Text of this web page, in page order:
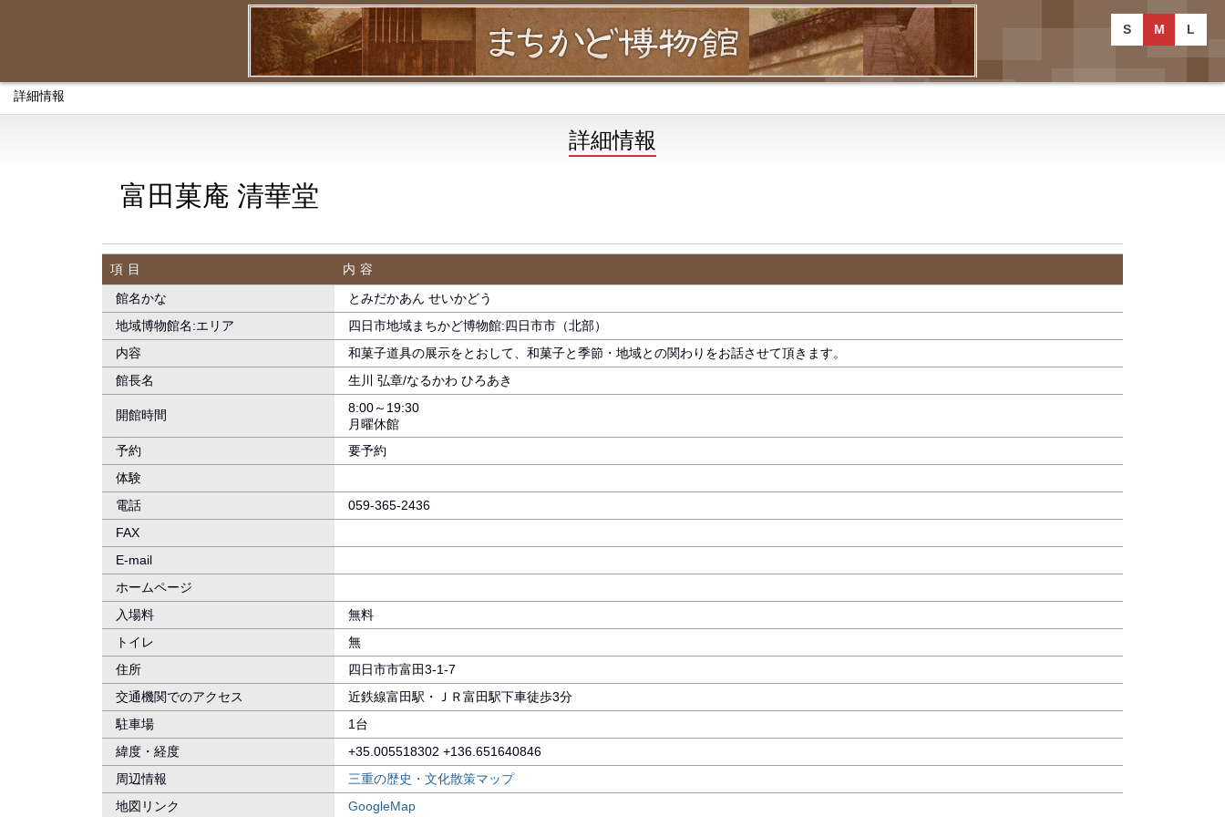
S M L
詳細情報
詳細情報
富田菓庵 清華堂
項目
内容
館名かな
とみだかあん せいかどう
地域博物館名:エリア
四日市地域まちかど博物館:四日市市（北部）
内容
和菓子道具の展示をとおして、和菓子と季節・地域との関わりをお話させて頂きます。
館長名
生川 弘章/なるかわ ひろあき
開館時間
8:00～19:30
月曜休館
予約
要予約
体験
電話
059-365-2436
FAX
E-mail
ホームページ
入場料
無料
トイレ
無
住所
四日市市富田3-1-7
交通機関でのアクセス
近鉄線富田駅・ＪＲ富田駅下車徒歩3分
駐車場
1台
緯度・経度
+35.005518302 +136.651640846
周辺情報
三重の歴史・文化散策マップ
地図リンク
GoogleMap